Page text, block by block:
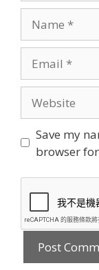
Save my
browser